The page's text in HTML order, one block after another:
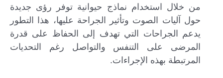
من خلال استخدام نماذج حيوانية توفر رؤى جديدة
حول آليات الصوت وتأثير الجراحة عليها، هذا التطور
يدعم الجراحات التي تهدف إلى الحفاظ على قدرة
المرضى على التنفس والتواصل رغم التحديات
المرتبطة بهذه الإجراءات.